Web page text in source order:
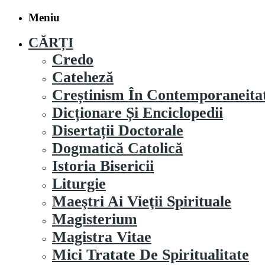
Meniu
CĂRȚI
Credo
Cateheză
Creștinism În
Dicționare Și Enciclopedii
Disertații Doctorale
Dogmatică Catolică
Istoria Bisericii
Liturgie
Maeştri Ai Vieţii Spirituale
Magisterium
Magistra Vitae
Mici Tratate De Spiritualitate